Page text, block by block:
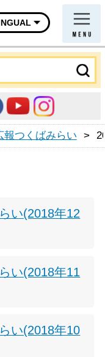
報つくばみらい >
い(2018年12
い(2018年11
い(2018年10